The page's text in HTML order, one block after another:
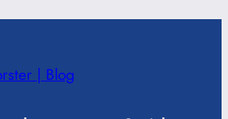
| Blog